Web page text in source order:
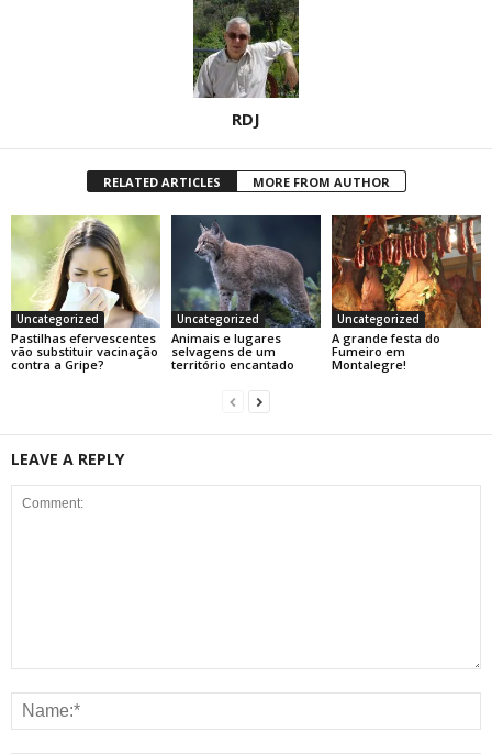
RDJ
RELATED ARTICLES MORE FROM AUTHOR
Uncategorized
Pastilhas efervescentes
vão substituir vacinação
contra a Gripe?
Uncategorized
Animais e lugares
selvagens de um
território encantado
Uncategorized
A grande festa do
Fumeiro em
Montalegre!
LEAVE A REPLY